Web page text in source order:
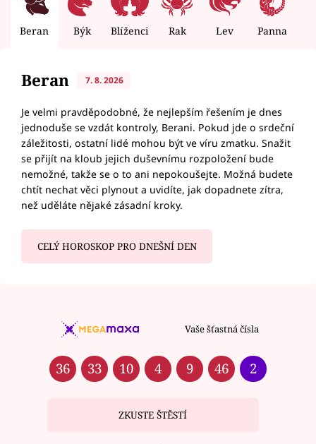
Beran Býk Blíženci Rak Lev Panna
Beran 7. 8. 2026
Je velmi pravděpodobné, že nejlepším řešením je dnes
jednoduše se vzdát kontroly, Berani. Pokud jde o srdeční
záležitosti, ostatní lidé mohou být ve víru zmatku. Snažit
se přijít na kloub jejich duševnímu rozpoložení bude
nemožné, takže se o to ani nepokoušejte. Možná budete
chtít nechat věci plynout a uvidíte, jak dopadnete zítra,
než uděláte nějaké zásadní kroky.
CELÝ HOROSKOP PRO DNEŠNÍ DEN
Vaše šťastná čísla
36 33 10 4 9 46 2
ZKUSTE ŠTĚSTÍ